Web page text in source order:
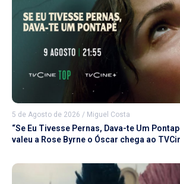
5 de Agosto de 2026 / Miguel Costa
“Se Eu Tivesse Pernas, Dava-te Um
valeu a Rose Byrne o Óscar chega ao